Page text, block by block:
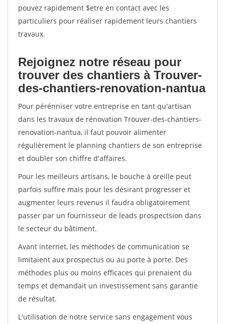
pouvez rapidement $etre en contact avec les
particuliers pour réaliser rapidement leurs chantiers
travaux.
Rejoignez notre réseau pour
trouver des chantiers à Trouver-
des-chantiers-renovation-nantua
Pour pérénniser votre entreprise en tant qu'artisan
dans les travaux de rénovation Trouver-des-chantiers-
renovation-nantua, il faut pouvoir alimenter
régulièrement le planning chantiers de son entreprise
et doubler son chiffre d'affaires.
Pour les meilleurs artisans, le bouche à oreille peut
parfois suffire mais pour les désirant progresser et
augmenter leurs revenus il faudra obligatoirement
passer par un fournisseur de leads prospectsion dans
le secteur du bâtiment.
Avant internet, les méthodes de communication se
limitaient aux prospectus ou au porte à porte. Des
méthodes plus ou moins efficaces qui prenaient du
temps et demandait un investissement sans garantie
de résultat.
L'utilisation de notre service sans engagement vous